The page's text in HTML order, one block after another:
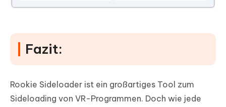
Fazit:
Rookie Sideloader ist ein großartiges Tool zum
Sideloading von VR-Programmen. Doch wie jede